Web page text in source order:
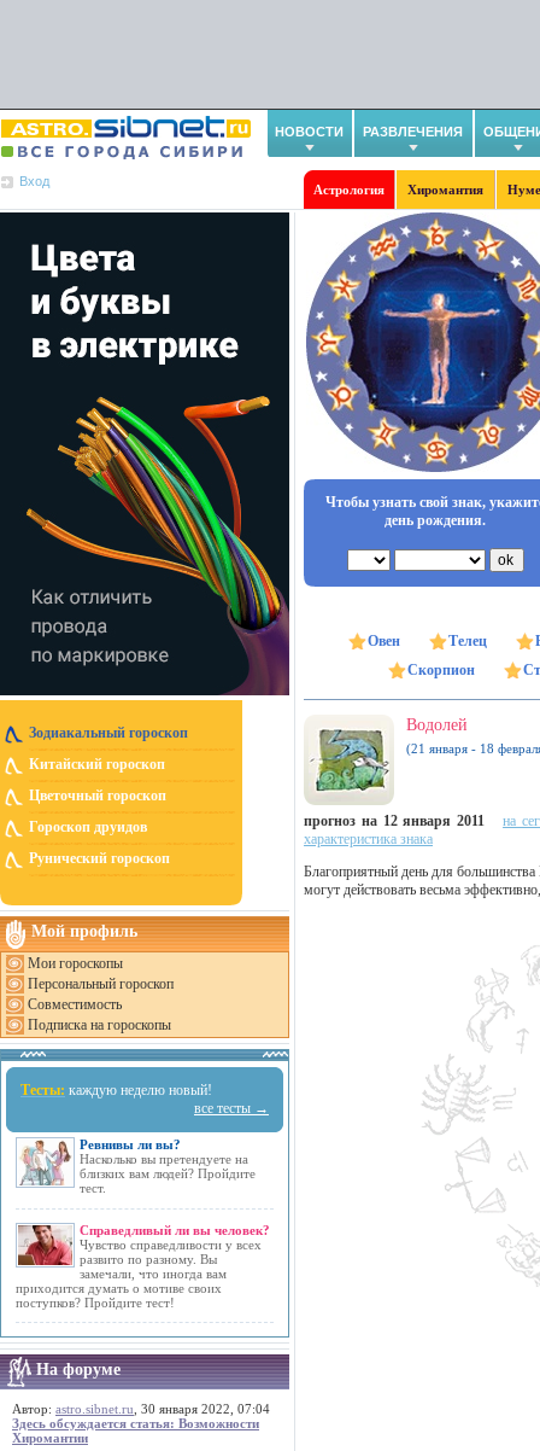
НОВОСТИ РАЗВЛЕЧЕНИЯ
Вход
Астрология Хиромантия
Зодиакальный гороскоп
Китайский гороскоп
Цветочный гороскоп
Гороскоп друидов
Рунический гороскоп
Мой профиль
Мои гороскопы
Персональный гороскоп
Совместимость
Подписка на гороскопы
Тесты: каждую неделю новый!
все тесты →
Ревнивы ли вы?
Насколько вы претендуете на
близких вам людей? Пройдите
тест.
Справедливый ли вы человек?
Чувство справедливости у всех
развито по разному. Вы
замечали, что иногда вам
приходится думать о мотиве своих
поступков? Пройдите тест!
На форуме
Автор: astro.sibnet.ru , 30 января 2022, 07:04
Здесь обсуждается статья: Возможности
Хиромантии
Чтобы узнать свой знак,
день рождения.
Овен Телец
Скорпион
Водолей
(21 января - 18
прогноз на 12 января 2011
на
характеристика знака
Благоприятный день для
могут действовать весьма